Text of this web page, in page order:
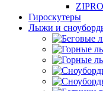
Гироскутеры
Лыжи и